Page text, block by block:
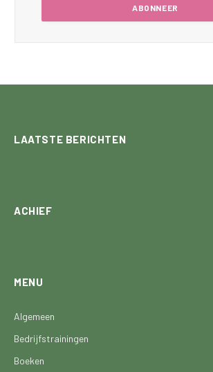
LAATSTE BERICHTEN
ACHIEF
MENU
Algemeen
Bedrijfstrainingen
Boeken